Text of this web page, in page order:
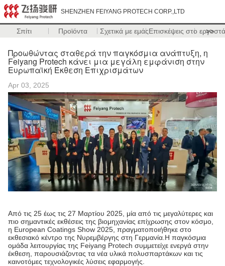
SHENZHEN FEIYANG PROTECH CORP.,LTD
Σπίτι Προϊόντα Σχετικά με εμάςΕπισκέψεις στο >>
Προωθώντας σταθερά την παγκόσμια ανάπτυξη, η
Feiyang Protech κάνει μια μεγάλη εμφάνιση στην
Ευρωπαϊκή Έκθεση Επιχρισμάτων
Apr 03, 2025
Από τις 25 έως τις 27 Μαρτίου 2025, μία από τις μεγαλύτερες και
πιο σημαντικές εκθέσεις της βιομηχανίας επίχρωσης στον κόσμο,
η European Coatings Show 2025, πραγματοποιήθηκε στο
εκθεσιακό κέντρο της Νυρεμβέργης στη Γερμανία.Η παγκόσμια
ομάδα λειτουργίας της Feiyang Protech συμμετείχε ενεργά στην
έκθεση, παρουσιάζοντας τα νέα υλικά πολυσπαρτάκων και τις
καινοτόμες τεχνολογικές λύσεις εφαρμογής.